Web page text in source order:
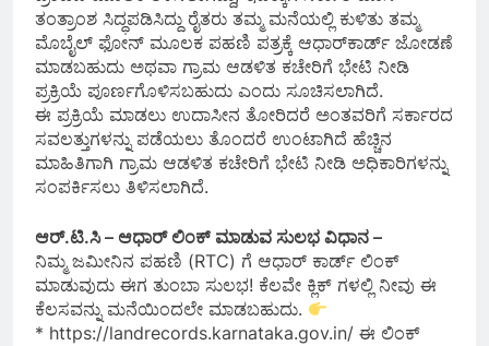
ತಂತ್ರಾಂಶ ಸಿದ್ಧಪಡಿಸಿದ್ದು ರೈತರು ತಮ್ಮ ಮನೆಯಲ್ಲಿ ಕುಳಿತು ತಮ್ಮ
ಮೊಬೈಲ್ ಫೋನ್ ಮೂಲಕ ಪಹಣಿ ಪತ್ರಕ್ಕೆ ಆಧಾರ್‌ಕಾರ್ಡ್ ಜೋಡಣೆ
ಮಾಡಬಹುದು ಅಥವಾ ಗ್ರಾಮ ಆಡಳಿತ ಕಚೇರಿಗೆ ಭೇಟಿ ನೀಡಿ
ಪ್ರಕ್ರಿಯೆ ಪೂರ್ಣಗೊಳಿಸಬಹುದು ಎಂದು ಸೂಚಿಸಲಾಗಿದೆ.
ಈ ಪ್ರಕ್ರಿಯೆ ಮಾಡಲು ಉದಾಸೀನ ತೋರಿದರೆ ಅಂತವರಿಗೆ ಸರ್ಕಾರದ
ಸವಲತ್ತುಗಳನ್ನು ಪಡೆಯಲು ತೊಂದರೆ ಉಂಟಾಗಿದೆ ಹೆಚ್ಚಿನ
ಮಾಹಿತಿಗಾಗಿ ಗ್ರಾಮ ಆಡಳಿತ ಕಚೇರಿಗೆ ಭೇಟಿ ನೀಡಿ ಅಧಿಕಾರಿಗಳನ್ನು
ಸಂಪರ್ಕಿಸಲು ತಿಳಿಸಲಾಗಿದೆ.
ಆರ್.ಟಿ.ಸಿ – ಆಧಾರ್ ಲಿಂಕ್ ಮಾಡುವ ಸುಲಭ ವಿಧಾನ –
ನಿಮ್ಮ ಜಮೀನಿನ ಪಹಣಿ (RTC) ಗೆ ಆಧಾರ್ ಕಾರ್ಡ್ ಲಿಂಕ್
ಮಾಡುವುದು ಈಗ ತುಂಬಾ ಸುಲಭ! ಕೆಲವೇ ಕ್ಲಿಕ್ ಗಳಲ್ಲಿ ನೀವು ಈ
ಕೆಲಸವನ್ನು ಮನೆಯಿಂದಲೇ ಮಾಡಬಹುದು.
* https://landrecords.karnataka.gov.in/ ಈ ಲಿಂಕ್